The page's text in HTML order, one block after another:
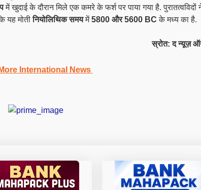
में खुदाई के दौरान मिले एक कमरे के फर्श पर पाया गया है.पुरातत्वविदों
यह मोतीनियोलिथिक समयमें5800 और 5600 BC के मध्य का है.
स्रोत: द न्यूज़
International News